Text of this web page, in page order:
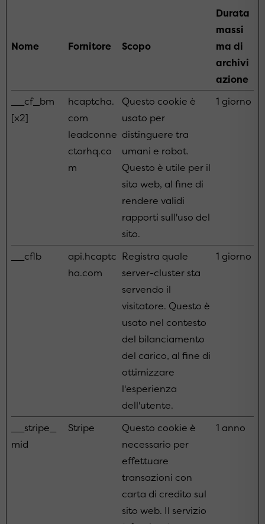
Nome Fornitore Scopo
Durata
massi
ma di
archivi
azione
__cf_bm
[x2]
hcaptcha.
com
leadconne
ctorhq.co
m
Questo cookie è
usato per
distinguere tra
umani e robot.
Questo è utile per il
sito web, al fine di
rendere validi
rapporti sull'uso del
sito.
1 giorno
__cflb
api.hcaptc
ha.com
Registra quale
server-cluster sta
servendo il
visitatore. Questo è
usato nel contesto
del bilanciamento
del carico, al fine di
ottimizzare
l'esperienza
dell'utente.
1 giorno
__stripe_
mid
Stripe
Questo cookie è
necessario per
effettuare
transazioni con
carta di credito sul
sito web. Il servizio
1 anno